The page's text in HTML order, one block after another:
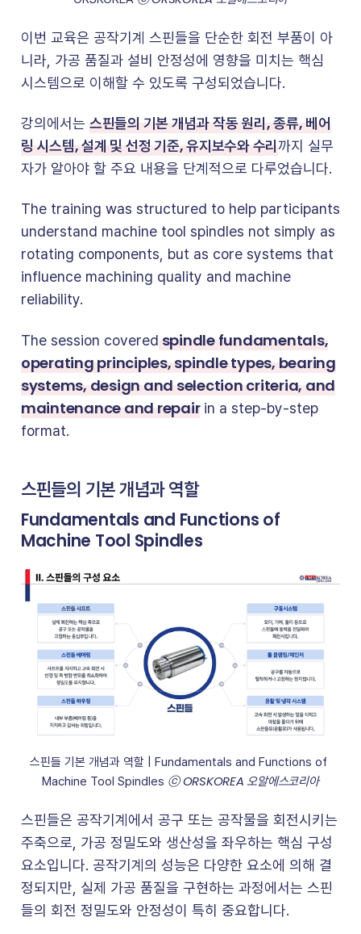
이번 교육은 공작기계 스핀들을 단순한 회전 부품이 아
니라, 가공 품질과 설비 안정성에 영향을 미치는 핵심
시스템으로 이해할 수 있도록 구성되었습니다.
강의에서는 스핀들의 기본 개념과 작동 원리, 종류, 베어
링 시스템, 설계 및 선정 기준, 유지보수와 수리까지 실무
자가 알아야 할 주요 내용을 단계적으로 다루었습니다.
The training was structured to help participants
understand machine tool spindles not simply as
rotating components, but as core systems that
influence machining quality and machine
reliability.
The session covered spindle fundamentals,
operating principles, spindle types, bearing
systems, design and selection criteria, and
maintenance and repairin a step-by-step
format.
스핀들의 기본 개념과 역할
Fundamentals and Functions of
Machine Tool Spindles
스핀들 기본 개념과 역할 | Fundamentals and Functions of
Machine Tool Spindles ⓒ ORSKOREA 오알에스코리아
스핀들은 공작기계에서 공구 또는 공작물을 회전시키는
주축으로, 가공 정밀도와 생산성을 좌우하는 핵심 구성
요소입니다. 공작기계의 성능은 다양한 요소에 의해 결
정되지만, 실제 가공 품질을 구현하는 과정에서는 스핀
들의 회전 정밀도와 안정성이 특히 중요합니다.